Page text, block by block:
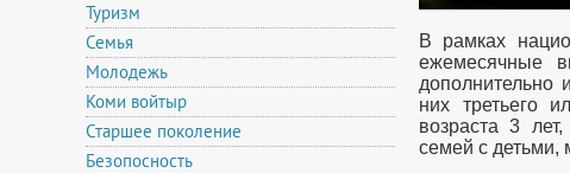
Туризм
Семья
Молодежь
Коми войтыр
Старшее поколение
Безопосность
В рамках
ежемесячные
дополнительно
них третьего
возраста 3
семей с детьми,